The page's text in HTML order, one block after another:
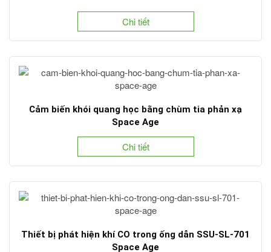
Chi tiết
Cảm biến khói quang học bằng chùm tia phản xạ
Space Age
Chi tiết
Thiết bị phát hiện khí CO trong ống dẫn SSU-SL-701
Space Age